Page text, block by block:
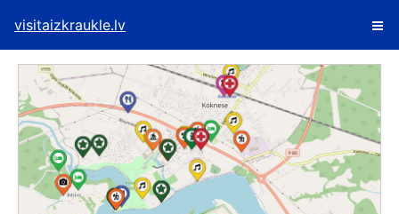
visitaizkraukle.lv